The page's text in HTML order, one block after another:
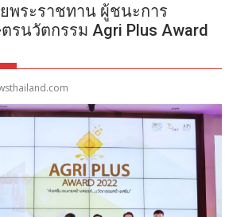
พระราชทาน ผู้ชนะการ
รนวัตกรรม Agri Plus Award